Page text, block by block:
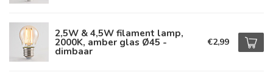
2,5W & 4,5W filament lamp,
2000K, amber glas Ø45 -
dimbaar
€2,99